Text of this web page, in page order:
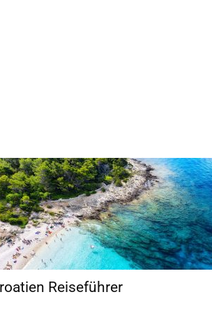
Reiseführer